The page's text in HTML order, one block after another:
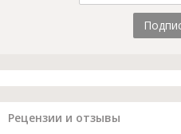
Рецензии и отзывы